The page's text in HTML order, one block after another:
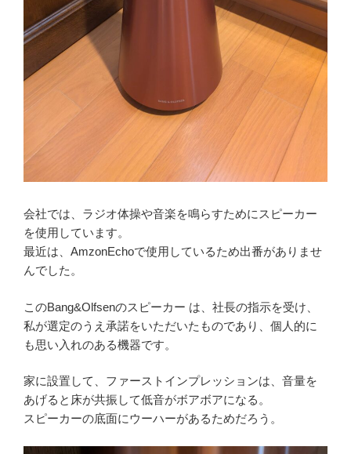
会社では、ラジオ体操や音楽を鳴らすためにスピーカー
を使用しています。
最近は、AmzonEchoで使用しているため出番がありませ
んでした。
このBang&Olfsenのスピーカー は、社長の指示を受け、
私が選定のうえ承諾をいただいたものであり、個人的に
も思い入れのある機器です。
家に設置して、ファーストインプレッションは、音量を
あげると床が共振して低音がボアボアになる。
スピーカーの底面にウーハーがあるためだろう。